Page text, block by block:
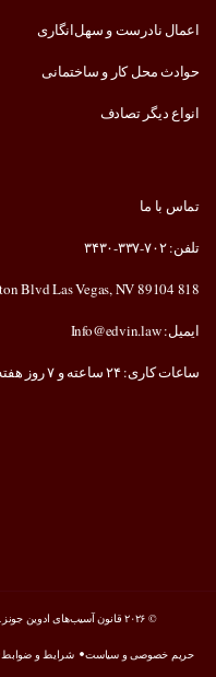
اعمال نادرست و سهل‌انگاری
حوادث محل کار و ساختمانی
انواع دیگر تصادف
تماس با ما
تلفن: ۷۰۲-۳۳۷-۳۴۳۰
818 E Charleston Blvd Las Vegas, NV 89104
ایمیل: Info@edvin.law
ساعات کاری: ۲۴ ساعته و ۷ روز هفته
© ۲۰۲۶ قانون آسیب‌های ادوین جونز. تمامی حقوق محفوظ است. استفاده غیرمجاز ممنوع است.
حریم خصوصی و سیاست شرایط و ضوابط